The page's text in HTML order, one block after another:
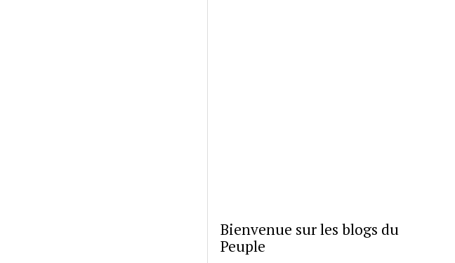
Bienvenue sur les blogs du
Peuple